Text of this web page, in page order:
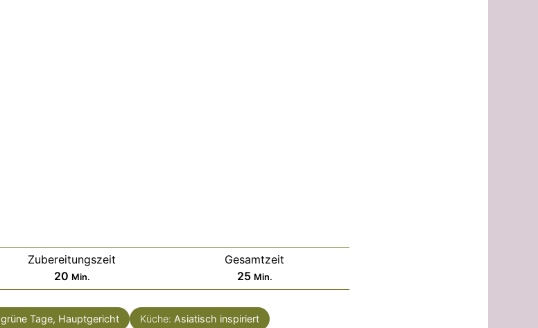
Zubereitungszeit
20Minuten
Min.
Gesamtzeit
25Minuten
Min.
grüne Tage, Hauptgericht Küche: Asiatisch inspiriert